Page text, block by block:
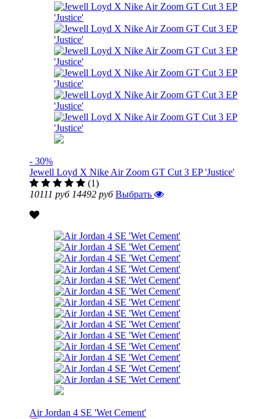
- 30%
Jewell Loyd X Nike Air Zoom GT Cut 3 EP 'Justice'
(1)
10111 руб 14492 руб Выбрать
Air Jordan 4 SE 'Wet Cement'